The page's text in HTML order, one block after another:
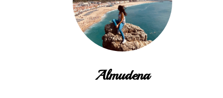
Almudena